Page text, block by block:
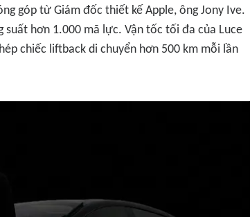
góp từ Giám đốc thiết kế Apple, ông Jony Ive.
hơn 1.000 mã lực. Vận tốc tối đa của Luce
chiếc liftback di chuyển hơn 500 km mỗi lần